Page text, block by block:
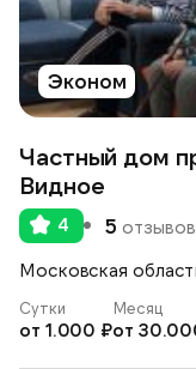
Эконом
Частный дом
Видное
4 5 отзывов
Сутки
от 1.000 ₽
Месяц
от